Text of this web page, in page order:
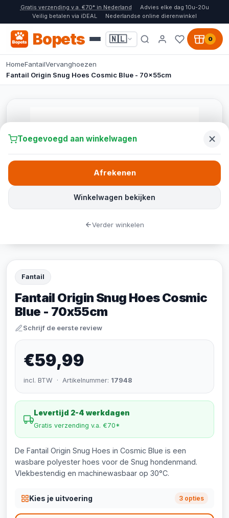
Gratis verzending v.a. €70* in Nederland
Advies elke dag 10u-20u
Veilig betalen via iDEAL
Nederlandse online dierenwinkel
Bopets 🇳🇱 0
HomeFantailVervanghoezen
Fantail Origin Snug Hoes Cosmic Blue - 70x55cm
Fantail
Fantail Origin Snug Hoes Cosmic
Blue - 70x55cm
Schrijf de eerste review
€59,99
incl. BTW · Artikelnummer: 17948
Levertijd 2-4 werkdagen
Gratis verzending v.a. €70*
De Fantail Origin Snug Hoes in Cosmic Blue is een
wasbare polyester hoes voor de Snug hondenmand.
Vlekbestendig en machinewasbaar op 30°C.
Kies je uitvoering 3 opties
Toegevoegd aan winkelwagen
Winkelwagen bekijken
Afrekenen
Verder winkelen